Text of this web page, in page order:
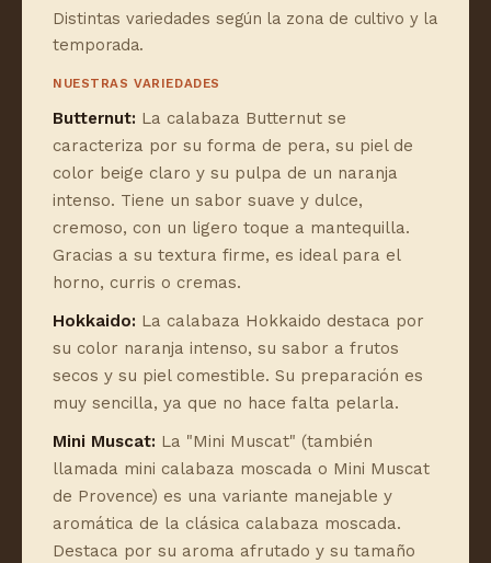
Distintas variedades según la zona de cultivo y la
temporada.
NUESTRAS VARIEDADES
Butternut: La calabaza Butternut se
caracteriza por su forma de pera, su piel de
color beige claro y su pulpa de un naranja
intenso. Tiene un sabor suave y dulce,
cremoso, con un ligero toque a mantequilla.
Gracias a su textura firme, es ideal para el
horno, curris o cremas.
Hokkaido: La calabaza Hokkaido destaca por
su color naranja intenso, su sabor a frutos
secos y su piel comestible. Su preparación es
muy sencilla, ya que no hace falta pelarla.
Mini Muscat: La "Mini Muscat" (también
llamada mini calabaza moscada o Mini Muscat
de Provence) es una variante manejable y
aromática de la clásica calabaza moscada.
Destaca por su aroma afrutado y su tamaño